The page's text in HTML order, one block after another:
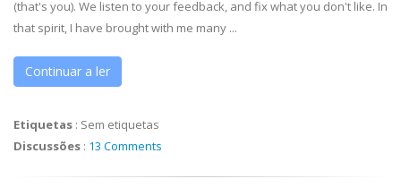
(that's you). We listen to your feedback, and fix what you don't like. In
that spirit, I have brought with me many ...
Continuar a ler
Etiquetas : Sem etiquetas
Discussões : 13 Comments